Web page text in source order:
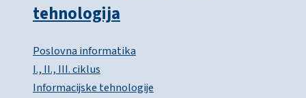
tehnologija
Poslovna informatika
I., II., III. ciklus
Informacijske tehnologije